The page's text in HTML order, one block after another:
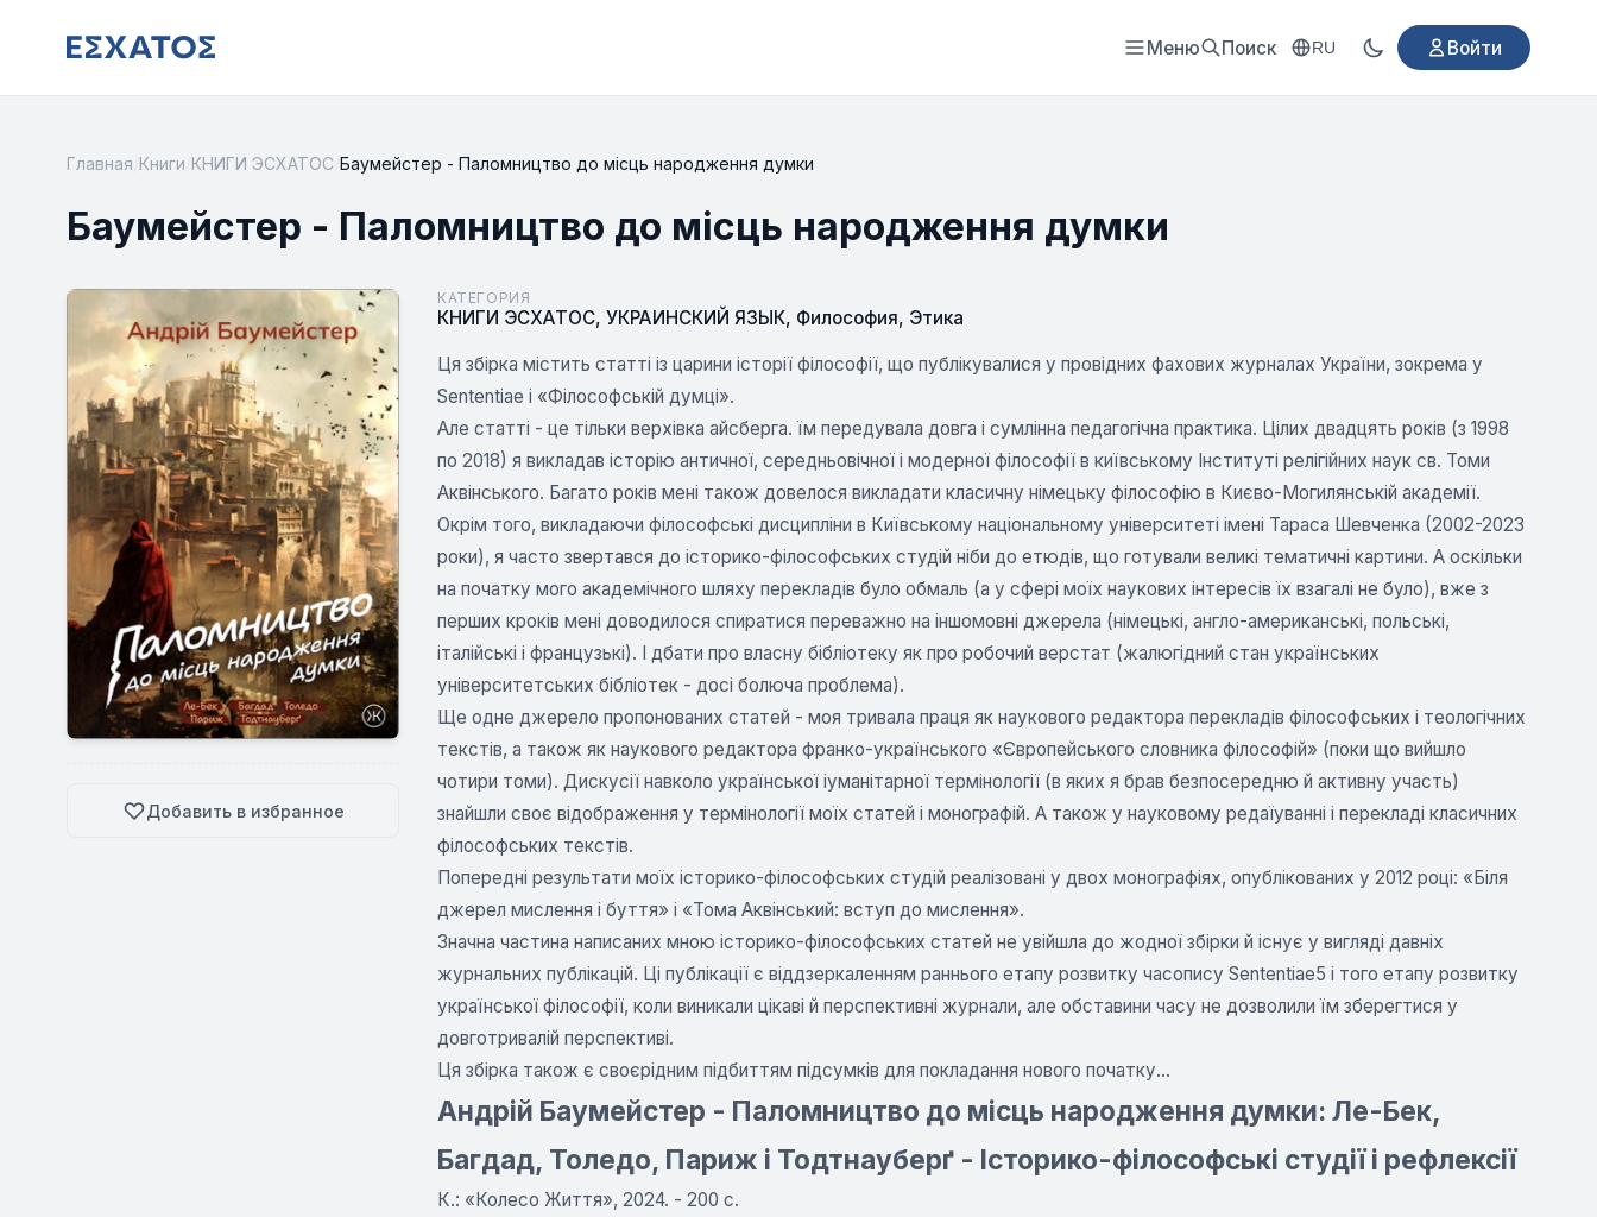
Меню Поиск RU Войти
Главная Книги КНИГИ ЭСХАТОС Баумейстер - Паломництво до місць народження думки
Баумейстер - Паломництво до місць народження думки
Добавить в избранное
КАТЕГОРИЯ
КНИГИ ЭСХАТОС, УКРАИНСКИЙ ЯЗЫК, Философия, Этика
Ця збірка містить статті із царини історії філософії, що публікувалися у провідних фахових журналах України, зокрема у
Sententiae і «Філософській думці».
Але статті - це тільки верхівка айсберга. їм передувала довга і сумлінна педагогічна практика. Цілих двадцять років (з 1998
по 2018) я викладав історію античної, середньовічної і модерної філософії в київському Інституті релігійних наук св. Томи
Аквінського. Багато років мені також довелося викладати класичну німецьку філософію в Києво-Могилянській академії.
Окрім того, викладаючи філософські дисципліни в Київському національному університеті імені Тараса Шевченка (2002-2023
роки), я часто звертався до історико-філософських студій ніби до етюдів, що готували великі тематичні картини. А оскільки
на початку мого академічного шляху перекладів було обмаль (а у сфері моїх наукових інтересів їх взагалі не було), вже з
перших кроків мені доводилося спиратися переважно на іншомовні джерела (німецькі, англо-американські, польські,
італійські і французькі). І дбати про власну бібліотеку як про робочий верстат (жалюгідний стан українських
університетських бібліотек - досі болюча проблема).
Ще одне джерело пропонованих статей - моя тривала праця як наукового редактора перекладів філософських і теологічних
текстів, а також як наукового редактора франко-українського «Європейського словника філософій» (поки що вийшло
чотири томи). Дискусії навколо української іуманітарної термінології (в яких я брав безпосередню й активну участь)
знайшли своє відображення у термінології моїх статей і монографій. А також у науковому редаїуванні і перекладі класичних
філософських текстів.
Попередні результати моїх історико-філософських студій реалізовані у двох монографіях, опублікованих у 2012 році: «Біля
джерел мислення і буття» і «Тома Аквінський: вступ до мислення».
Значна частина написаних мною історико-філософських статей не увійшла до жодної збірки й існує у вигляді давніх
журнальних публікацій. Ці публікації є віддзеркаленням раннього етапу розвитку часопису Sententiae5 і того етапу розвитку
української філософії, коли виникали цікаві й перспективні журнали, але обставини часу не дозволили їм зберегтися у
довготривалій перспективі.
Ця збірка також є своєрідним підбиттям підсумків для покладання нового початку...
Андрій Баумейстер - Паломництво до місць народження думки: Ле-Бек,
Багдад, Толедо, Париж і Тодтнауберґ - Історико-філософські студії і рефлексії
К.: «Колесо Життя», 2024. - 200 с.